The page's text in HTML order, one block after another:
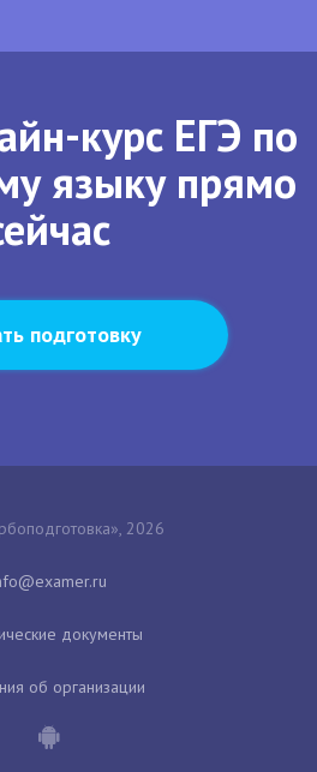
курс ЕГЭ по
языку прямо
подготовку
2026
документы
об организации